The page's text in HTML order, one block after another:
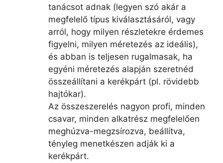
tanácsot adnak (legyen szó akár a
megfelelő típus kiválasztásáról, vagy
arról, hogy milyen részletekre érdemes
figyelni, milyen méretezés az ideális),
és abban is teljesen rugalmasak, ha
egyéni méretezés alapján szeretnéd
összeállítani a kerékpárt (pl. rövidebb
hajtókar).
Az összeszerelés nagyon profi, minden
csavar, minden alkatrész megfelelően
meghúzva-megzsírozva, beállítva,
tényleg menetkészen adják ki a
kerékpárt.